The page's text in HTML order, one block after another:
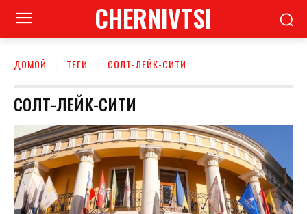
CHERNIVTSI
ДОМОЙ ТЕГИ СОЛТ-ЛЕЙК-СИТИ
СОЛТ-ЛЕЙК-СИТИ